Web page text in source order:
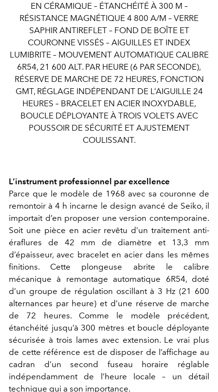
EN CÉRAMIQUE – ÉTANCHÉITÉ À 300 M –
RÉSISTANCE MAGNÉTIQUE 4 800 A/M – VERRE
SAPHIR ANTIREFLET – FOND DE BOÎTE ET
COURONNE VISSÉS – AIGUILLES ET INDEX
LUMIBRITE – MOUVEMENT AUTOMATIQUE CALIBRE
6R54, 21 600 ALT. PAR HEURE (6 PAR SECONDE),
RÉSERVE DE MARCHE DE 72 HEURES, FONCTION
GMT, RÉGLAGE INDÉPENDANT DE L’AIGUILLE 24
HEURES – BRACELET EN ACIER INOXYDABLE,
BOUCLE DÉPLOYANTE À TROIS VOLETS AVEC
POUSSOIR DE SÉCURITÉ ET AJUSTEMENT
COULISSANT.
L’instrument professionnel par excellence
Parce que le modèle de 1968 avec sa couronne de
remontoir à 4 h incarne le design avancé de Seiko, il
importait d’en proposer une version contemporaine.
Soit une pièce en acier revêtu d’un traitement anti-
éraflures de 42 mm de diamètre et 13,3 mm
d’épaisseur, avec bracelet en acier dans les mêmes
finitions. Cette plongeuse abrite le calibre
mécanique à remontage automatique 6R54, doté
d’un groupe de régulation oscillant à 3 Hz (21 600
alternances par heure) et d’une réserve de marche
de 72 heures. Comme le modèle précédent,
étanchéité jusqu’à 300 mètres et boucle déployante
sécurisée à trois lames avec extension. Le vrai plus
de cette référence est de disposer de l’affichage au
cadran d’un second fuseau horaire réglable
indépendamment de l’heure locale – un détail
technique qui a son importance.